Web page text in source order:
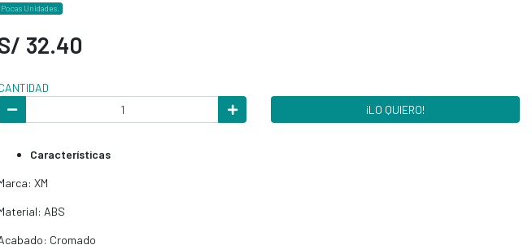
Pocas Unidades.
32.40
¡LO QUIERO!
Características
XM
ABS
Cromado